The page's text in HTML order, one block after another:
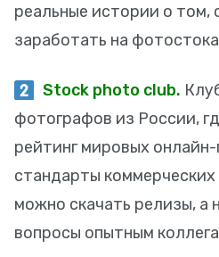
реальные истории о том,
заработать на
Stock photo club.
фотографов из России,
рейтинг мировых
стандарты
можно скачать релизы, а
вопросы опытным